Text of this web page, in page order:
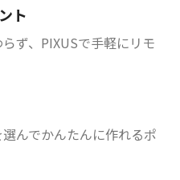
ト
ず、PIXUSで手軽にリモ
んでかんたんに作れるポ